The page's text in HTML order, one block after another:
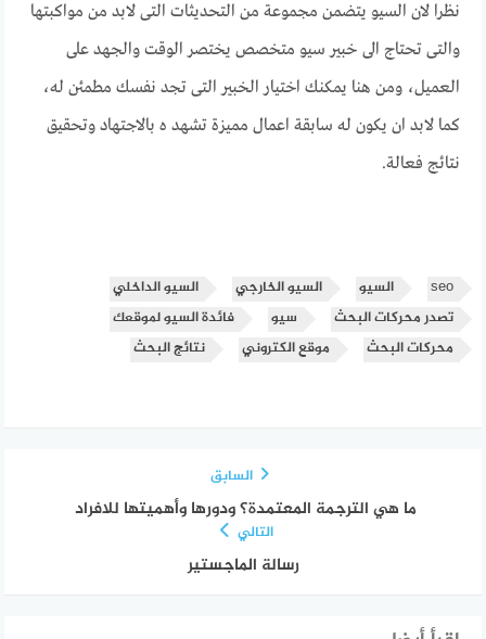
نظرا لان السيو يتضمن مجموعة من التحديثات التى لابد من مواكبتها
والتى تحتاج الى خبير سيو متخصص يختصر الوقت والجهد على
العميل، ومن هنا يمكنك اختيار الخبير التى تجد نفسك مطمئن له،
كما لابد ان يكون له سابقة اعمال مميزة تشهد ه بالاجتهاد وتحقيق
نتائج فعالة.
seo السيو السيو الخارجي
السيو الداخلي
تصدر محركات البحث
سيو
فائدة السيو لموقعك
محركات البحث
موقع الكتروني نتائج البحث
السابق
ما هي الترجمة المعتمدة؟ ودورها وأهميتها للافراد
التالي
رسالة الماجستير